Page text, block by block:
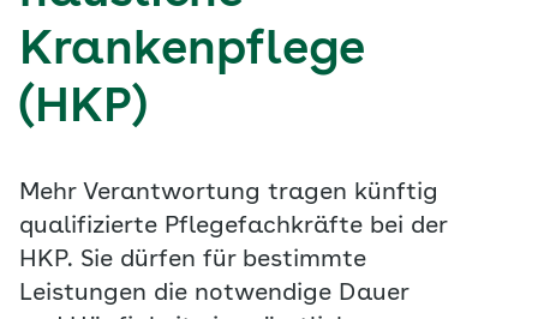
Krankenpflege
(HKP)
Mehr Verantwortung tragen künftig
qualifizierte Pflegefachkräfte bei der
HKP. Sie dürfen für bestimmte
Leistungen die notwendige Dauer